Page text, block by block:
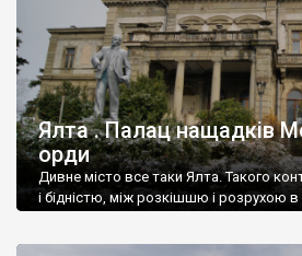
Ялта . Палац нащадків
орди
Дивне місто все таки Ялта. Такого
і бідністю, між розкішшю і розрухою в